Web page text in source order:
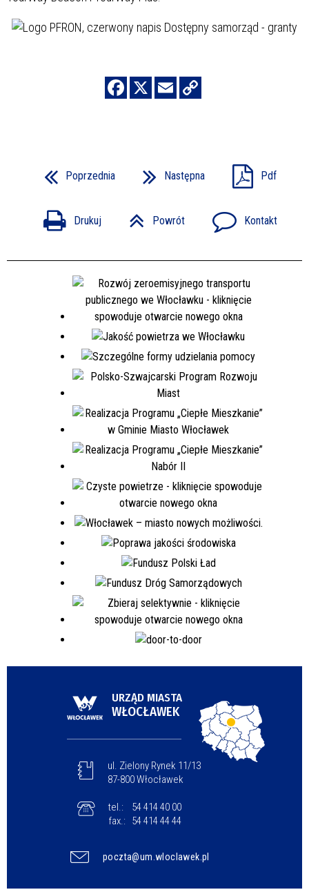
Poprzednia Następna Pdf
Drukuj Powrót Kontakt
URZĄD MIASTA
WŁOCŁAWEK
ul. Zielony Rynek 11/13
87-800 Włocławek
tel.:
54 414 40 00
fax.:
54 414 44 44
poczta@um.wloclawek.pl